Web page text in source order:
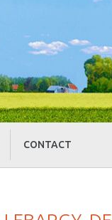
CONTACT